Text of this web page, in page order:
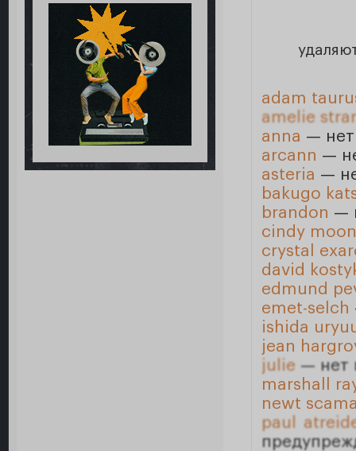
adam
amelie
anna — нет
arcann —
asteria —
bakugo
brandon —
cindy moon
crystal
david
edmund
emet-selch
ishida
jean
julie — нет
marshall
newt
paul